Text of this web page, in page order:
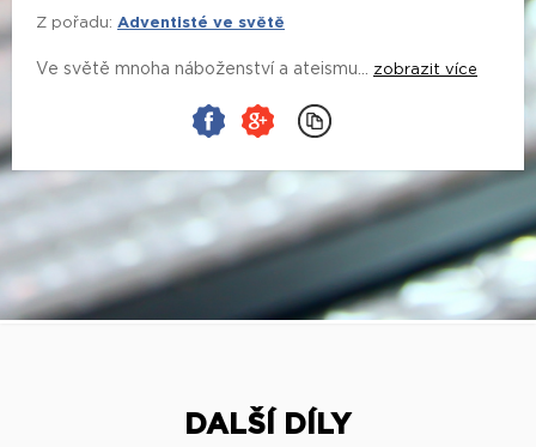
Z pořadu: Adventisté ve světě
Ve světě mnoha náboženství a ateismu... zobrazit více
DALŠÍ DÍLY